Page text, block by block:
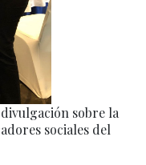
sobre la
sociales del